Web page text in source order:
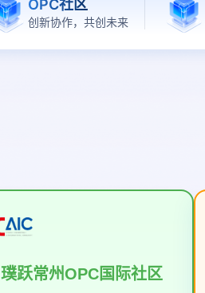
OPC社区
创新协作，共创未来
璞跃常州OPC国际社区